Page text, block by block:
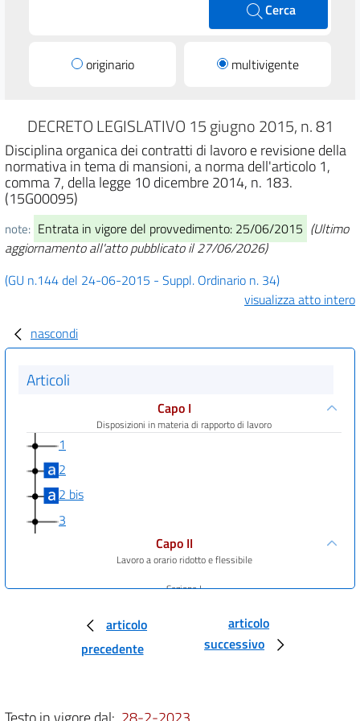
Cerca
originario multivigente
DECRETO LEGISLATIVO 15 giugno 2015, n. 81
Disciplina organica dei contratti di lavoro e revisione della
normativa in tema di mansioni, a norma dell'articolo 1,
comma 7, della legge 10 dicembre 2014, n. 183.
(15G00095)
note: Entrata in vigore del provvedimento: 25/06/2015 (Ultimo
aggiornamento all'atto pubblicato il 27/06/2026)
(GU n.144 del 24-06-2015 - Suppl. Ordinario n. 34)
visualizza atto intero
nascondi
Articoli
Capo I
Disposizioni in materia di rapporto di lavoro
1
2
2 bis
3
Capo II
Lavoro a orario ridotto e flessibile
Sezione I
articolo
precedente
articolo
successivo